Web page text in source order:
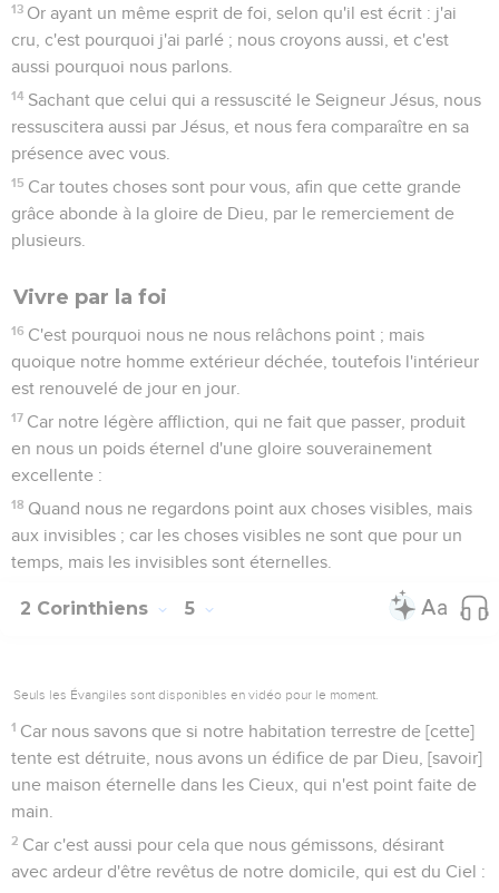
13 Or ayant un même esprit de foi, selon qu'il est écrit : j'ai
cru, c'est pourquoi j'ai parlé ; nous croyons aussi, et c'est
aussi pourquoi nous parlons.
14 Sachant que celui qui a ressuscité le Seigneur Jésus, nous
ressuscitera aussi par Jésus, et nous fera comparaître en sa
présence avec vous.
15 Car toutes choses sont pour vous, afin que cette grande
grâce abonde à la gloire de Dieu, par le remerciement de
plusieurs.
Vivre par la foi
16 C'est pourquoi nous ne nous relâchons point ; mais
quoique notre homme extérieur déchée, toutefois l'intérieur
est renouvelé de jour en jour.
17 Car notre légère affliction, qui ne fait que passer, produit
en nous un poids éternel d'une gloire souverainement
excellente :
18 Quand nous ne regardons point aux choses visibles, mais
aux invisibles ; car les choses visibles ne sont que pour un
temps, mais les invisibles sont éternelles.
2 Corinthiens 5
Seuls les Évangiles sont disponibles en vidéo pour le moment.
1 Car nous savons que si notre habitation terrestre de [cette]
tente est détruite, nous avons un édifice de par Dieu, [savoir]
une maison éternelle dans les Cieux, qui n'est point faite de
main.
2 Car c'est aussi pour cela que nous gémissons, désirant
avec ardeur d'être revêtus de notre domicile, qui est du Ciel :